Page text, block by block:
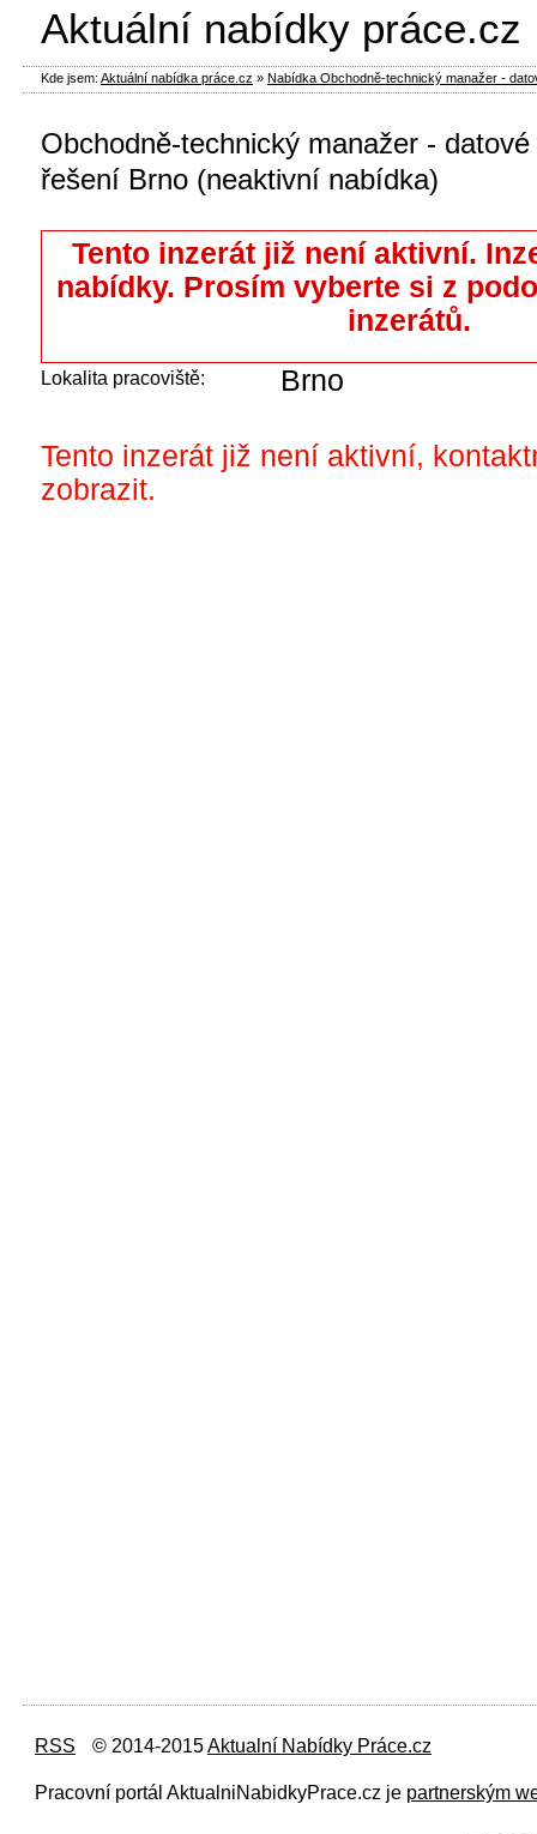
Obchodně-technický manažer -
řešení Brno (neaktivní nabídka)
Tento inzerát již není aktivní.
nabídky. Prosím vyberte si z
inzerátů.
Lokalita pracoviště: Brno
Tento inzerát již není aktivní,
zobrazit.
Aktuální nabídky práce.cz
RSS © 2014-2015Aktualní Nabídky Práce.cz
Pracovní portál AktualniNabidkyPrace.cz je partnerským
Kde jsem: Aktuální nabídka práce.cz » Nabídka Obchodně-technický manažer -